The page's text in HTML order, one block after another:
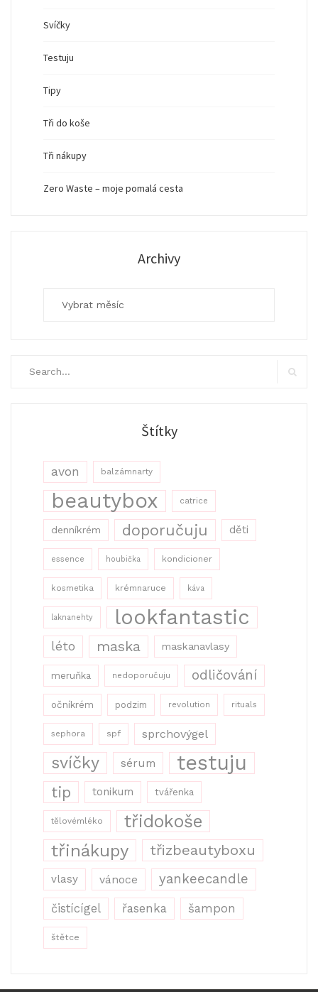
Svíčky
Testuju
Tipy
Tři do koše
Tři nákupy
Zero Waste – moje pomalá cesta
Archivy
Štítky
avon balzámnarty
beautybox catrice
denníkrém doporučuju děti
essence houbička kondicioner
kosmetika krémnaruce káva
laknanehty lookfantastic
léto maska maskanavlasy
meruňka nedoporučuju odličování
očníkrém podzim revolution rituals
sephora spf sprchovýgel
svíčky sérum testuju
tip tonikum tvářenka
tělovémléko
třidokoše
třinákupy
třizbeautyboxu
vlasy vánoce yankeecandle
čistícígel řasenka šampon
štětce